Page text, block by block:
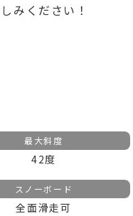
みください！
最大斜度
42度
スノーボード
全面滑走可